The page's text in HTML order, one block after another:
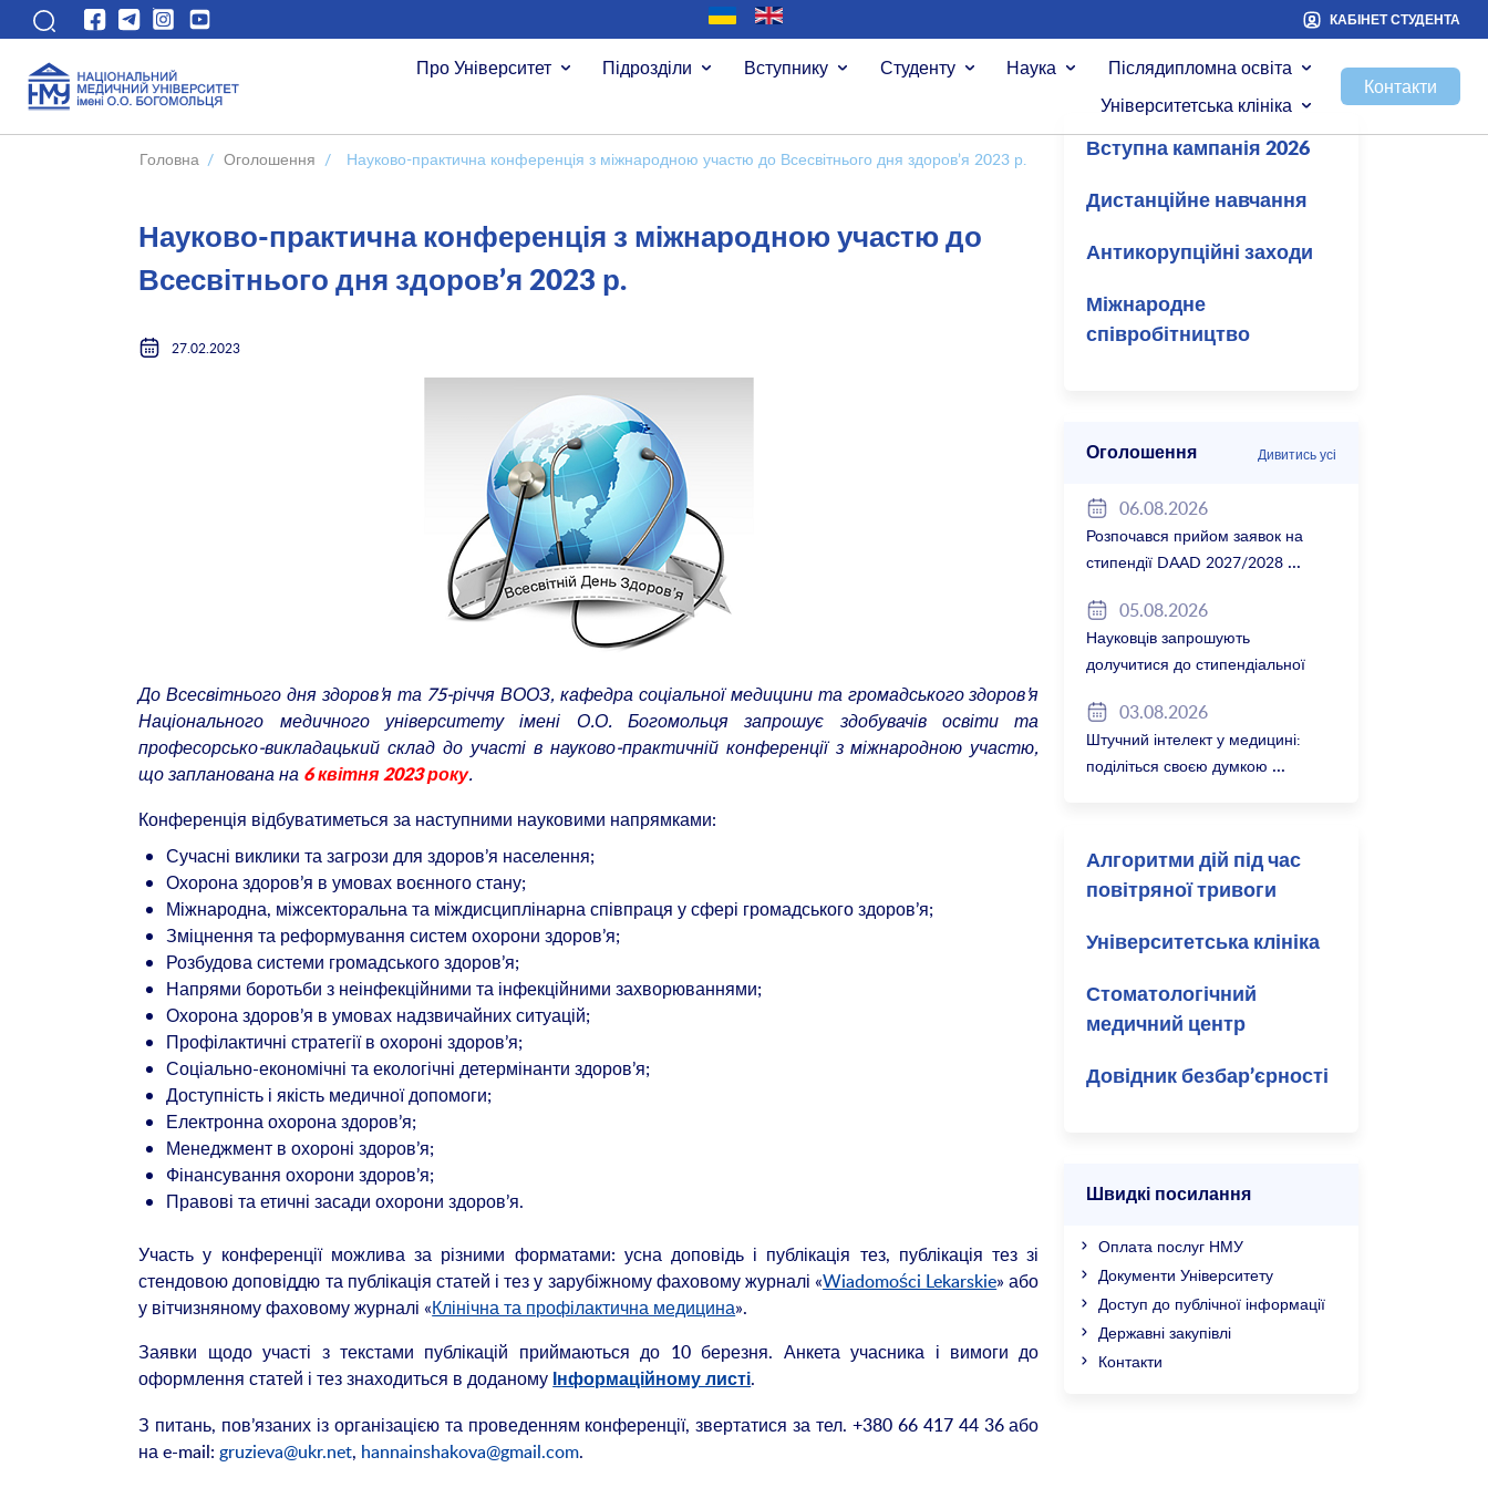
КАБІНЕТ СТУДЕНТА
Про Університет Підрозділи Вступнику Студенту Наука
Післядипломна освіта
Університетська клініка
Контакти
Головна / Оголошення / Науково-практична конференція з міжнародною участю до Всесвітнього дня здоров’я 2023 р.
Науково-практична конференція з міжнародною участю до
Всесвітнього дня здоров’я 2023 р.
27.02.2023
До Всесвітнього дня здоров’я та 75-річчя ВООЗ, кафедра соціальної медицини та громадського здоров’я
Національного медичного університету імені О.О. Богомольця запрошує здобувачів освіти та
професорсько-викладацький склад до участі в науково-практичній конференції з міжнародною участю,
що запланована на 6 квітня 2023 року.
Конференція відбуватиметься за наступними науковими напрямками:
Сучасні виклики та загрози для здоров’я населення;
Охорона здоров’я в умовах воєнного стану;
Міжнародна, міжсекторальна та міждисциплінарна співпраця у сфері громадського здоров’я;
Зміцнення та реформування систем охорони здоров’я;
Розбудова системи громадського здоров’я;
Напрями боротьби з неінфекційними та інфекційними захворюваннями;
Охорона здоров’я в умовах надзвичайних ситуацій;
Профілактичні стратегії в охороні здоров’я;
Соціально-економічні та екологічні детермінанти здоров’я;
Доступність і якість медичної допомоги;
Електронна охорона здоров’я;
Менеджмент в охороні здоров’я;
Фінансування охорони здоров’я;
Правові та етичні засади охорони здоров’я.
Участь у конференції можлива за різними форматами: усна доповідь і публікація тез, публікація тез зі
стендовою доповіддю та публікація статей і тез у зарубіжному фаховому журналі «Wiadomości Lekarskie» або
у вітчизняному фаховому журналі «Клінічна та профілактична медицина».
Заявки щодо участі з текстами публікацій приймаються до 10 березня. Анкета учасника і вимоги до
оформлення статей і тез знаходиться в доданому Інформаційному листі.
З питань, пов’язаних із організацією та проведенням конференції, звертатися за тел. +380 66 417 44 36 або
на e-mail:gruzieva@ukr.net, hannainshakova@gmail.com.
Вступна кампанія 2026
Дистанційне навчання
Антикорупційні заходи
Міжнародне
співробітництво
Оголошення Дивитись усі
06.08.2026
Розпочався прийом заявок на
стипендії DAAD 2027/2028
05.08.2026
Науковців запрошують
долучитися до стипендіальної
Баварія 2027/28
03.08.2026
Штучний інтелект у медицині:
поділіться своєю думкою
Алгоритми дій під час
повітряної тривоги
Університетська клініка
Стоматологічний
медичний центр
Довідник безбар’єрності
Швидкі посилання
Оплата послуг НМУ
Документи Університету
Доступ до публічної інформації
Державні закупівлі
Контакти